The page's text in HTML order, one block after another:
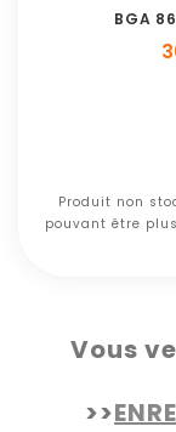
BGA
Produit non
pouvant être
Vous
>>